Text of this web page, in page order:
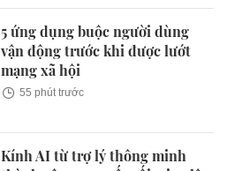
5 ứng dụng buộc người dùng
vận động trước khi được lướt
mạng xã hội
55 phút trước
Kính AI từ trợ lý thông minh